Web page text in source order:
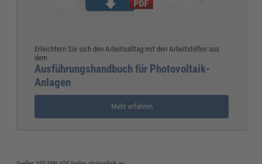
Erleichtern Sie sich den Arbeitsalltag mit den Arbeitshilfen aus
dem
Ausführungshandbuch für Photovoltaik-
Anlagen
Mehr erfahren